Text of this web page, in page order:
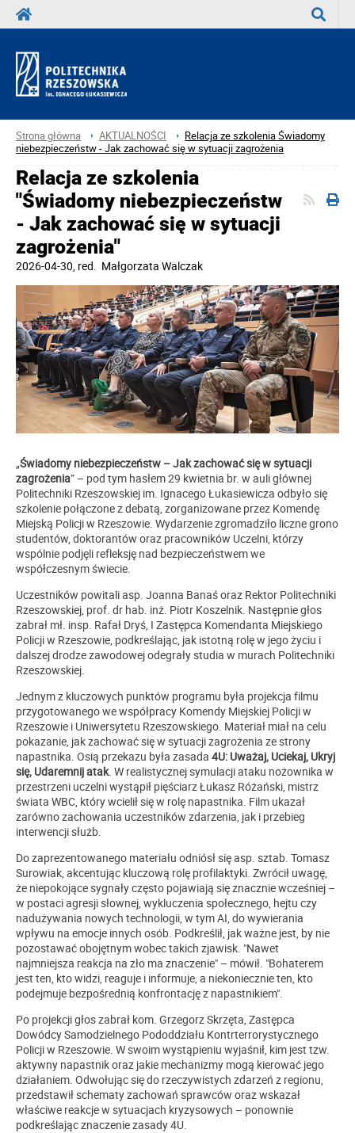
Strona główna AKTUALNOŚCI
Relacja ze szkolenia Świadomy
niebezpieczeństw - Jak zachować się w sytuacji zagrożenia
Relacja ze szkolenia
"Świadomy niebezpieczeństw
- Jak zachować się w sytuacji
zagrożenia"
2026-04-30, red. Małgorzata Walczak
„Świadomy niebezpieczeństw – Jak zachować się w sytuacji
zagrożenia” – pod tym hasłem 29 kwietnia br. w auli głównej
Politechniki Rzeszowskiej im. Ignacego Łukasiewicza odbyło się
szkolenie połączone z debatą, zorganizowane przez Komendę
Miejską Policji w Rzeszowie. Wydarzenie zgromadziło liczne grono
studentów, doktorantów oraz pracowników Uczelni, którzy
wspólnie podjęli refleksję nad bezpieczeństwem we
współczesnym świecie.
Uczestników powitali asp. Joanna Banaś oraz Rektor Politechniki
Rzeszowskiej, prof. dr hab. inż. Piotr Koszelnik. Następnie głos
zabrał mł. insp. Rafał Dryś, I Zastępca Komendanta Miejskiego
Policji w Rzeszowie , podkreślając, jak istotną rolę w jego życiu i
dalszej drodze zawodowej odegrały studia w murach Politechniki
Rzeszowskiej.
Jednym z kluczowych punktów programu była projekcja filmu
przygotowanego we współpracy Komendy Miejskiej Policji w
Rzeszowie i Uniwersytetu Rzeszowskiego. Materiał miał na celu
pokazanie, jak zachować się w sytuacji zagrożenia ze strony
napastnika. Osią przekazu była zasada 4U: Uważaj, Uciekaj, Ukryj
się, Udaremnij atak. W realistycznej symulacji ataku nożownika w
przestrzeni uczelni wystąpił pięściarzŁukasz Różański , mistrz
świata WBC, który wcielił się w rolę napastnika. Film ukazał
zarówno zachowania uczestników zdarzenia, jak i przebieg
interwencji służb.
Do zaprezentowanego materiału odniósł się asp. sztab. Tomasz
Surowiak, akcentując kluczową rolę profilaktyki. Zwrócił uwagę,
że niepokojące sygnały często pojawiają się znacznie wcześniej –
w postaci agresji słownej, wykluczenia społecznego, hejtu czy
nadużywania nowych technologii, w tym AI, do wywierania
wpływu na emocje innych osób. Podkreślił, jak ważne jest, by nie
pozostawać obojętnym wobec takich zjawisk. "Nawet
najmniejsza reakcja na zło ma znaczenie" – mówił. "Bohaterem
jest ten, kto widzi, reaguje i informuje, a niekoniecznie ten, kto
podejmuje bezpośrednią konfrontację z napastnikiem".
Po projekcji głos zabrał kom. Grzegorz Skrzęta, Zastępca
Dowódcy Samodzielnego Pododdziału Kontrterrorystycznego
Policji w Rzeszowie. W swoim wystąpieniu wyjaśnił, kim jest tzw.
aktywny napastnik oraz jakie mechanizmy mogą kierować jego
działaniem. Odwołując się do rzeczywistych zdarzeń z regionu,
przedstawił schematy zachowań sprawców oraz wskazał
właściwe reakcje w sytuacjach kryzysowych – ponownie
podkreślając znaczenie zasady 4U.